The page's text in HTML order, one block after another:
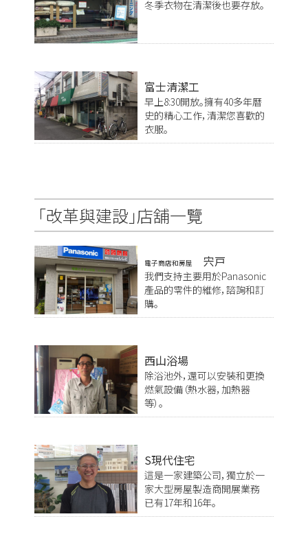
冬季衣物在清潔後也要存放。
富士清潔工
早上8:30開放。擁有40多年曆
史的精心工作，清潔您喜歡的
衣服。
「改革與建設」店舖一覽
電子商店和房屋 宍戸
我們支持主要用於Panasonic
產品的零件的維修，諮詢和訂
購。
西山浴場
除浴池外，還可以安裝和更換
燃氣設備（熱水器，加熱器
等）。
S現代住宅
這是一家建築公司，獨立於一
家大型房屋製造商開展業務
已有17年和16年。